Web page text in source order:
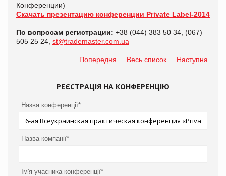
Конференции)
Скачать презентацию конференции Private Label-2014
По вопросам регистрации: +38 (044) 383 50 34, (067)
505 25 24, st@trademaster.com.ua
Попередня Весь список Наступна
РЕЄСТРАЦІЯ НА КОНФЕРЕНЦІЮ
Назва конференції*
Назва компанії*
Ім'я учасника конференції*